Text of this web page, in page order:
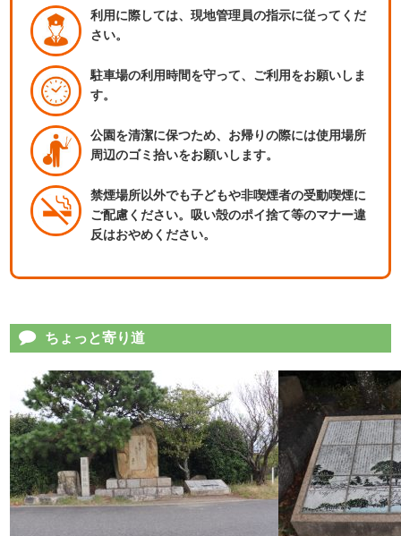
利用に際しては、現地管理員の指示に従ってくだ
さい。
駐車場の利用時間を守って、ご利用をお願いしま
す。
公園を清潔に保つため、お帰りの際には使用場所
周辺のゴミ拾いをお願いします。
禁煙場所以外でも子どもや非喫煙者の受動喫煙に
ご配慮ください。吸い殻のポイ捨て等のマナー違
反はおやめください。
ちょっと寄り道